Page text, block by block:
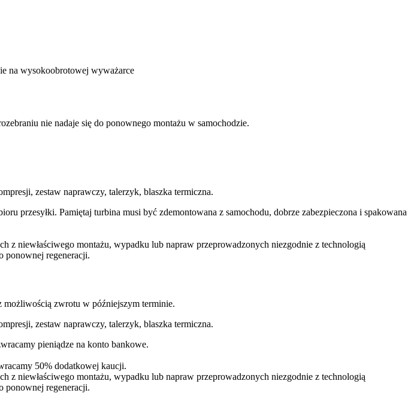
na wysokoobrotowej wyważarce
nie nadaje się do ponownego montażu w samochodzie.
zestaw naprawczy, talerzyk, blaszka termiczna.
przesyłki. Pamiętaj turbina musi być zdemontowana z samochodu, dobrze zabezpieczona i spakowana
z niewłaściwego montażu, wypadku lub napraw przeprowadzonych niezgodnie z technologią
ponownej regeneracji.
zwrotu w późniejszym terminie.
zestaw naprawczy, talerzyk, blaszka termiczna.
pieniądze na konto bankowe.
50% dodatkowej kaucji.
z niewłaściwego montażu, wypadku lub napraw przeprowadzonych niezgodnie z technologią
ponownej regeneracji.